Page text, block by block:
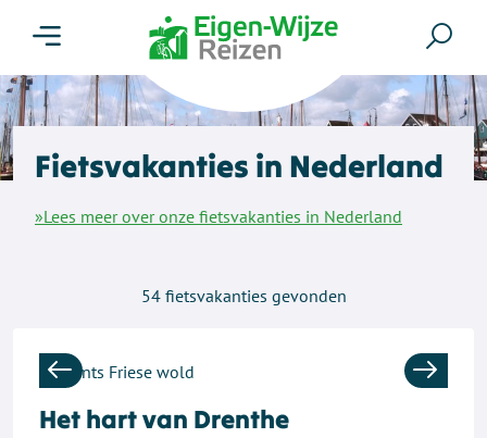
Fietsvakanties in Nederland
»Lees meer over onze fietsvakanties in Nederland
54fietsvakanties gevonden
Previous Next
Het hart van Drenthe